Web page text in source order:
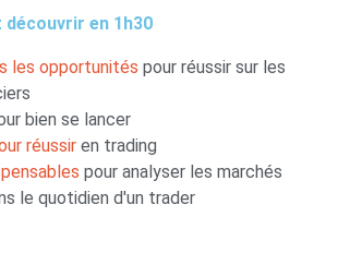
découvrir en 1h30
les opportunités pour réussir sur les
bien se lancer
réussir en trading
pour analyser les marchés
le quotidien d'un trader